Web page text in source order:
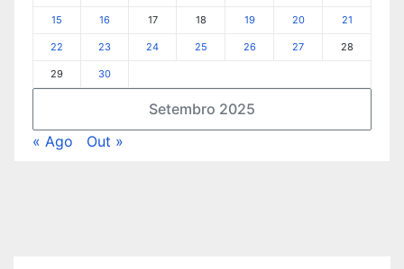
Setembro 2025
15 16 17 18 19 20 21
22 23 24 25 26 27 28
29 30
« Ago Out »